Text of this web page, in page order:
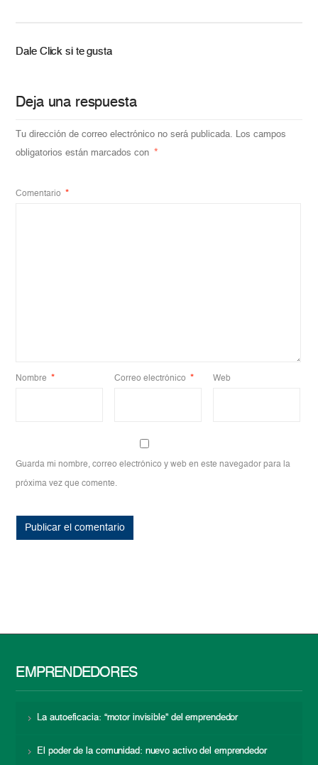
Dale Click si te gusta
Deja una respuesta
Tu dirección de correo electrónico no será publicada. Los campos
obligatorios están marcados con *
Comentario *
Nombre * Correo electrónico * Web
Guarda mi nombre, correo electrónico y web en este navegador para la
próxima vez que comente.
EMPRENDEDORES
La autoeficacia: “motor invisible” del emprendedor
El poder de la comunidad: nuevo activo del emprendedor